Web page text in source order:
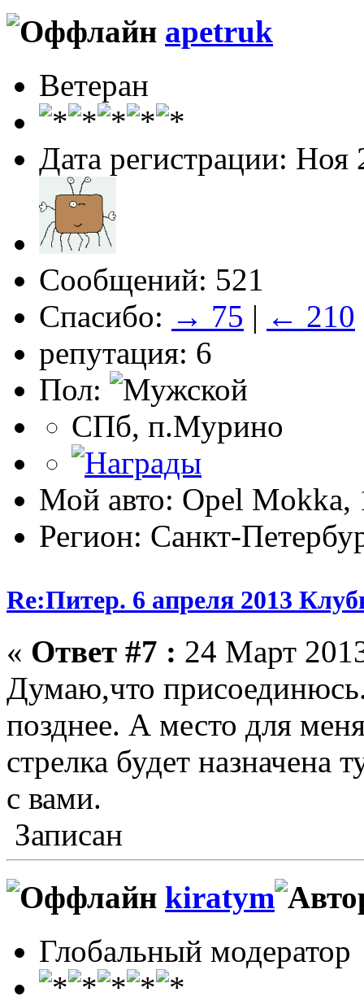
apetruk
Ветеран
Дата регистрации: Ноя
Сообщений: 521
Спасибо: → 75 | ← 210
репутация: 6
Пол:
СПб, п.Мурино
Мой авто: Opel Mokka,
Регион: Санкт-
Re:Питер. 6 апреля 2013
« Ответ #7 : 24 Март
Думаю,что
позднее. А место для
стрелка будет назначена
с вами.
Записан
kiratym
Глобальный модератор